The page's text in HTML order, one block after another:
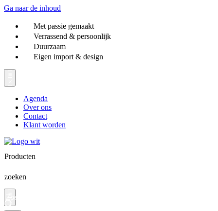
Ga naar de inhoud
Met passie gemaakt
Verrassend & persoonlijk
Duurzaam
Eigen import & design
Agenda
Over ons
Contact
Klant worden
Producten
zoeken